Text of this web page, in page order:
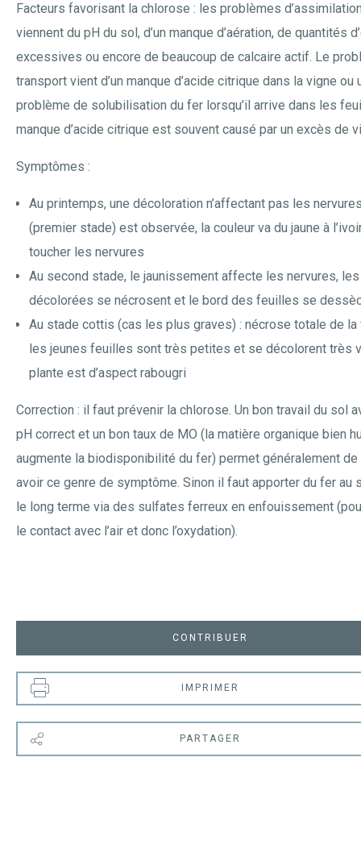
Facteurs favorisant la chlorose : les problèmes
viennent du pH du sol, d’un manque d’aération, de quantités
excessives ou encore de beaucoup de calcaire actif. Le
transport vient d’un manque d’acide citrique dans la vigne ou
problème de solubilisation du fer lorsqu’il arrive dans les
manque d’acide citrique est souvent causé par un excès de
Symptômes :
Au printemps, une décoloration n’affectant pas les
(premier stade) est observée, la couleur va du jaune à
toucher les nervures
Au second stade, le jaunissement affecte les nervures,
décolorées se nécrosent et le bord des feuilles se
Au stade cottis (cas les plus graves) : nécrose totale de la
les jeunes feuilles sont très petites et se décolorent très
plante est d’aspect rabougri
Correction : il faut prévenir la chlorose. Un bon travail du sol
pH correct et un bon taux de MO (la matière organique bien
augmente la biodisponibilité du fer) permet généralement de
avoir ce genre de symptôme. Sinon il faut apporter du fer au
le long terme via des sulfates ferreux en enfouissement
le contact avec l’air et donc l’oxydation).
CONTRIBUER
IMPRIMER
PARTAGER